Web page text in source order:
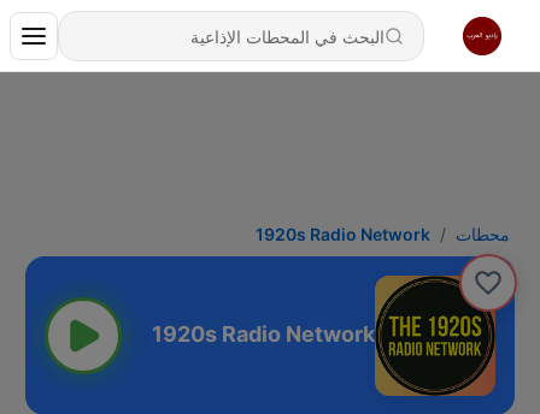
محطات 1920s Radio Network
1920s Radio Network